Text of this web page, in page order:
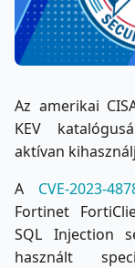
Az amerikai
KEV
aktívan
A CVE-2023-
Fortinet
SQL Injection
használt